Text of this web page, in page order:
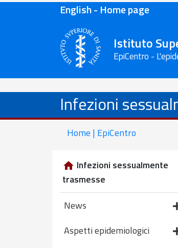
English - Home page
Istituto
EpiCentro -
Infezioni
Home | EpiCentro
Infezioni sessualmente
trasmesse
News
Aspetti epidemiologici